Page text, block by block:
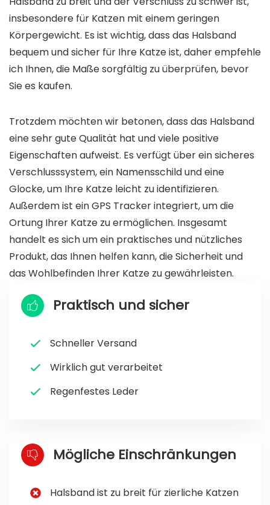
insbesondere für Katzen mit einem geringen
Körpergewicht. Es ist wichtig, dass das Halsband
bequem und sicher für Ihre Katze ist, daher empfehle
ich Ihnen, die Maße sorgfältig zu überprüfen, bevor
Sie es kaufen.
Trotzdem möchten wir betonen, dass das Halsband
eine sehr gute Qualität hat und viele positive
Eigenschaften aufweist. Es verfügt über ein sicheres
Verschlusssystem, ein Namensschild und eine
Glocke, um Ihre Katze leicht zu identifizieren.
Außerdem ist ein GPS Tracker integriert, um die
Ortung Ihrer Katze zu ermöglichen. Insgesamt
handelt es sich um ein praktisches und nützliches
Produkt, das Ihnen helfen kann, die Sicherheit und
das Wohlbefinden Ihrer Katze zu gewährleisten.
Praktisch und sicher
Schneller Versand
Wirklich gut verarbeitet
Regenfestes Leder
Mögliche Einschränkungen
Halsband ist zu breit für zierliche Katzen